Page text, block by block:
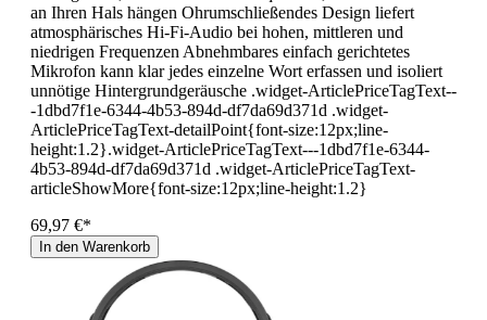
an Ihren Hals hängen Ohrumschließendes Design liefert
atmosphärisches Hi-Fi-Audio bei hohen, mittleren und
niedrigen Frequenzen Abnehmbares einfach gerichtetes
Mikrofon kann klar jedes einzelne Wort erfassen und isoliert
unnötige Hintergrundgeräusche .widget-ArticlePriceTagText--
-1dbd7f1e-6344-4b53-894d-df7da69d371d .widget-
ArticlePriceTagText-detailPoint{font-size:12px;line-
height:1.2}.widget-ArticlePriceTagText---1dbd7f1e-6344-
4b53-894d-df7da69d371d .widget-ArticlePriceTagText-
articleShowMore{font-size:12px;line-height:1.2}
69,97 €*
In den Warenkorb